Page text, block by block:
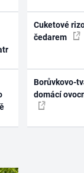
Cuketové
čedarem
Borůvkovo-
domácí